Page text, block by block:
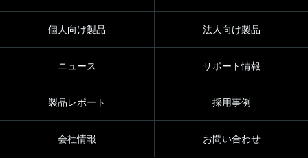
個人向け製品 法人向け製品
ニュース サポート情報
製品レポート 採用事例
会社情報 お問い合わせ